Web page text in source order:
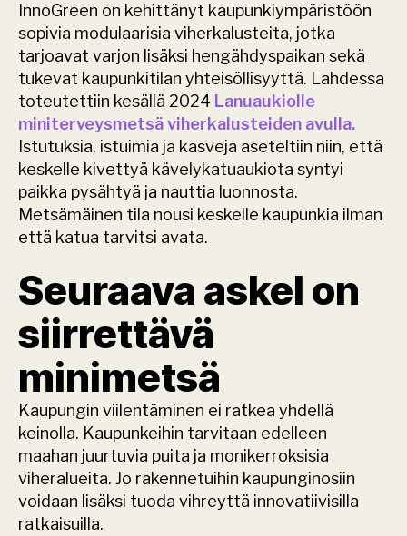
InnoGreen on kehittänyt kaupunkiympäristöön
sopivia modulaarisia viherkalusteita, jotka
tarjoavat varjon lisäksi hengähdyspaikan sekä
tukevat kaupunkitilan yhteisöllisyyttä. Lahdessa
toteutettiin kesällä 2024 Lanuaukiolle
miniterveysmetsä viherkalusteiden avulla.
Istutuksia, istuimia ja kasveja aseteltiin niin, että
keskelle kivettyä kävelykatuaukiota syntyi
paikka pysähtyä ja nauttia luonnosta.
Metsämäinen tila nousi keskelle kaupunkia ilman
että katua tarvitsi avata.
Seuraava askel on
siirrettävä
minimetsä
Kaupungin viilentäminen ei ratkea yhdellä
keinolla. Kaupunkeihin tarvitaan edelleen
maahan juurtuvia puita ja monikerroksisia
viheralueita. Jo rakennetuihin kaupunginosiin
voidaan lisäksi tuoda vihreyttä innovatiivisilla
ratkaisuilla.